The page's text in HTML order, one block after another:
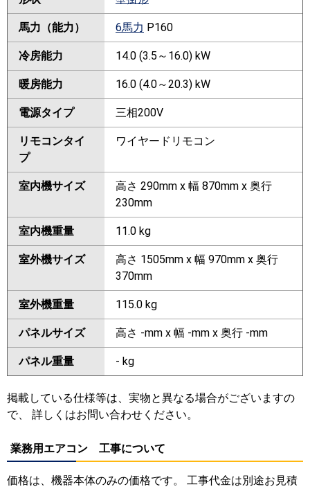
馬力（能力） 6馬力 P160
冷房能力 14.0 (3.5～16.0) kW
暖房能力 16.0 (4.0～20.3) kW
電源タイプ 三相200V
リモコンタイ
プ
ワイヤードリモコン
室内機サイズ
高さ 290mm x 幅 870mm x 奥行
230mm
室内機重量 11.0 kg
室外機サイズ
高さ 1505mm x 幅 970mm x 奥行
370mm
室外機重量 115.0 kg
パネルサイズ 高さ -mm x 幅 -mm x 奥行 -mm
パネル重量 - kg
掲載している仕様等は、実物と異なる場合がございますの
で、 詳しくはお問い合わせください。
業務用エアコン 工事について
価格は、機器本体のみの価格です。 工事代金は別途お見積